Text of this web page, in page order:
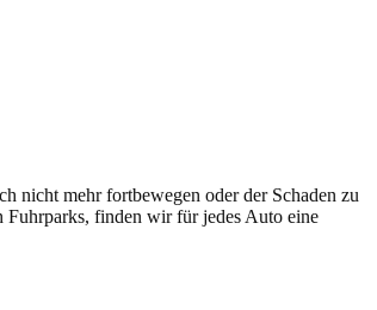
nicht mehr fortbewegen oder der Schaden zu
Fuhrparks, finden wir für jedes Auto eine